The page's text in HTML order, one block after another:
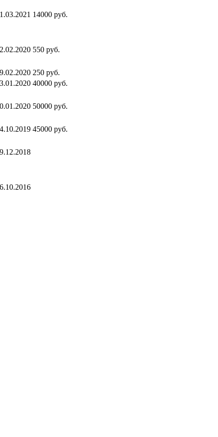
14000 руб.
550 руб.
250 руб.
40000 руб.
50000 руб.
45000 руб.